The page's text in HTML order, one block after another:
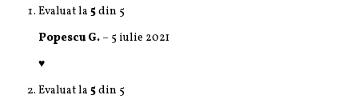
Evaluat la 5din 5
Popescu G. – 5 iulie 2021
♥️
Evaluat la 5din 5